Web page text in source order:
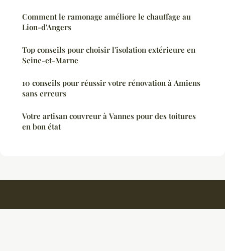
Comment le ramonage améliore le chauffage au
Lion-d'Angers
Top conseils pour choisir l'isolation extérieure en
Seine-et-Marne
10 conseils pour réussir votre rénovation à Amiens
sans erreurs
Votre artisan couvreur à Vannes pour des toitures
en bon état
Ambiancedouce